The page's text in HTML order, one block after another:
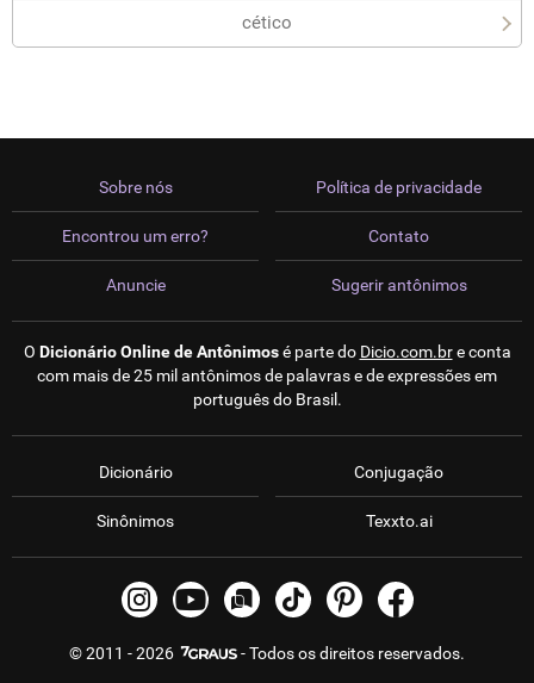
cético
Sobre nós
Encontrou um erro?
Anuncie
Política de privacidade
Contato
Sugerir antônimos
O Dicionário Online de Antônimosé parte do Dicio.com.bre conta
com mais de 25 mil antônimos de palavras e de expressões em
português do Brasil.
Dicionário
Sinônimos
Conjugação
Texxto.ai
© 2011 - 2026 - Todos os direitos reservados.